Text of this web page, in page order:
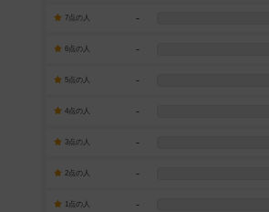
7点の人 -
6点の人 -
5点の人 -
4点の人 -
3点の人 -
2点の人 -
1点の人 -